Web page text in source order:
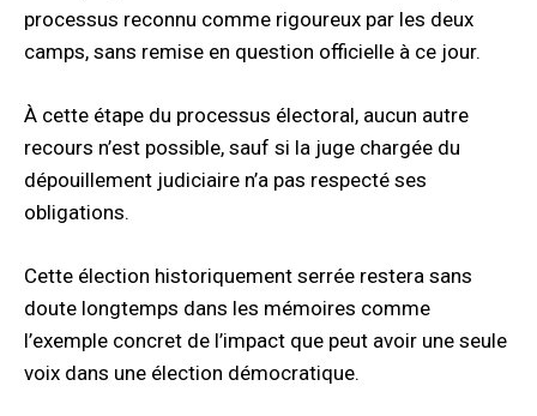
processus reconnu comme rigoureux par les deux
camps, sans remise en question officielle à ce jour.
À cette étape du processus électoral, aucun autre
recours n’est possible, sauf si la juge chargée du
dépouillement judiciaire n’a pas respecté ses
obligations.
Cette élection historiquement serrée restera sans
doute longtemps dans les mémoires comme
l’exemple concret de l’impact que peut avoir une seule
voix dans une élection démocratique.